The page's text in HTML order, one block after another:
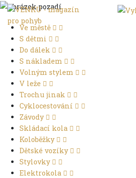
Ve městě
S dětmi
Do dálek
S nákladem
Volným stylem
V leže
Trochu jinak
Cyklocestování
Závody
Skládací kola
Koloběžky
Dětské vozíky
Stylovky
Elektrokola